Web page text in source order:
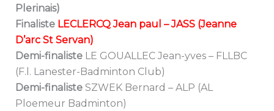
Plerinais)
Finaliste LECLERCQ Jean paul – JASS (Jeanne
D’arc St Servan)
Demi-finalisteLE GOUALLEC Jean-yves – FLLBC
(F.l. Lanester-Badminton Club)
Demi-finalisteSZWEK Bernard – ALP (AL
Ploemeur Badminton)